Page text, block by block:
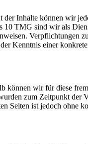
Inhalte können wir
TMG sind wir als
Verpflichtungen
Kenntnis einer
wir für diese
zum Zeitpunkt
ist jedoch ohne